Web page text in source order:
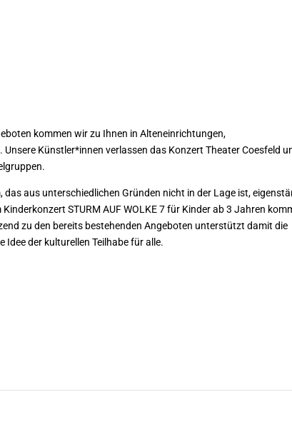
kommen wir zu Ihnen in Alteneinrichtungen,
Künstler*innen verlassen das Konzert Theater Coesfeld
aus unterschiedlichen Gründen nicht in der Lage ist,
STURM AUF WOLKE 7 für Kinder ab 3 Jahren
zu den bereits bestehenden Angeboten unterstützt damit die
der kulturellen Teilhabe für alle.